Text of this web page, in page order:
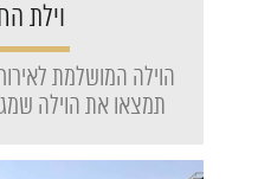
וילת
הוילה המושלמת
תמצאו את הוילה